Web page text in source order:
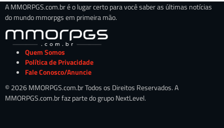
A MMORPGS.com.br é o lugar certo para você saber as últimas notícias
do mundo mmorpgs em primeira mão.
Quem Somos
Política de Privacidade
Fale Conosco/Anuncie
© 2026 MMORPGS.com.br Todos os Direitos Reservados. A
MMORPGS.com.br faz parte do grupo NextLevel.